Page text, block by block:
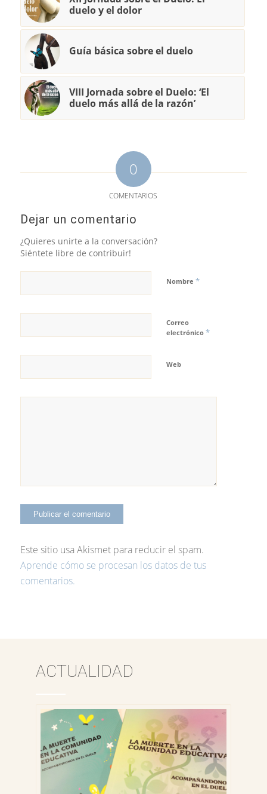
duelo y el dolor
Guía básica sobre el duelo
VIII Jornada sobre el Duelo: ‘El
duelo más allá de la razón’
0
COMENTARIOS
Dejar un comentario
¿Quieres unirte a la conversación?
Siéntete libre de contribuir!
Nombre *
Correo
electrónico *
Web
Este sitio usa Akismet para reducir el spam.
Aprende cómo se procesan los datos de tus
comentarios.
ACTUALIDAD